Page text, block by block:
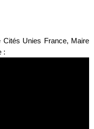
Cités Unies France, Maire
: